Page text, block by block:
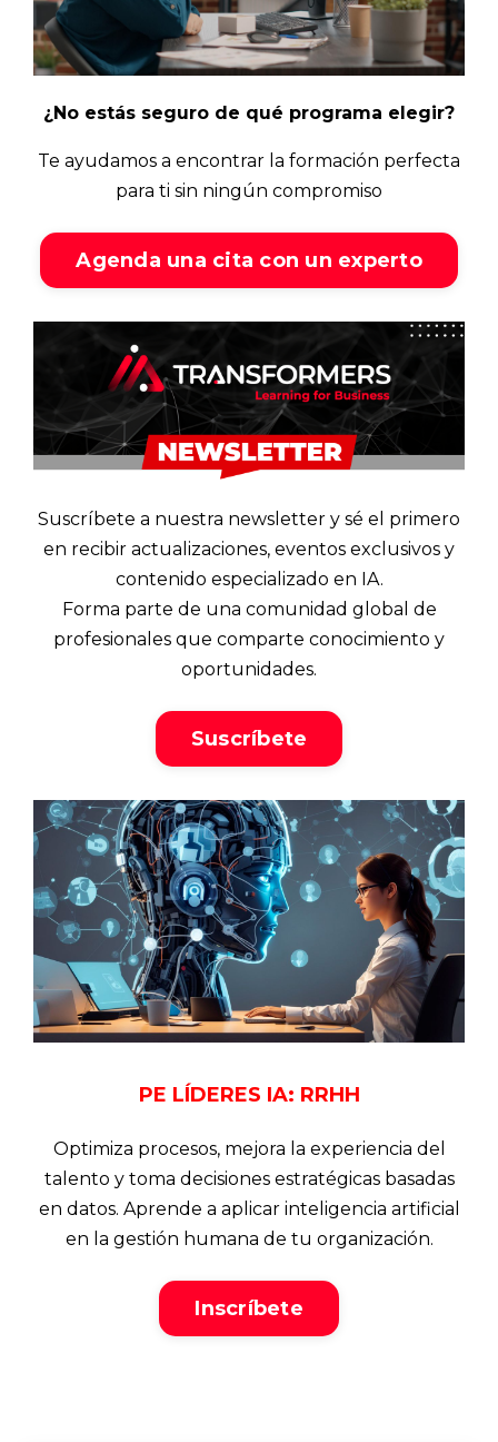
¿No estás seguro de qué programa elegir?
Te ayudamos a encontrar la formación perfecta
para ti sin ningún compromiso
Agenda una cita con un experto
Suscríbete a nuestra newsletter y sé el primero
en recibir actualizaciones, eventos exclusivos y
contenido especializado en IA.
Forma parte de una comunidad global de
profesionales que comparte conocimiento y
oportunidades.
Suscríbete
PE LÍDERES IA: RRHH
Optimiza procesos, mejora la experiencia del
talento y toma decisiones estratégicas basadas
en datos. Aprende a aplicar inteligencia artificial
en la gestión humana de tu organización.
Inscríbete